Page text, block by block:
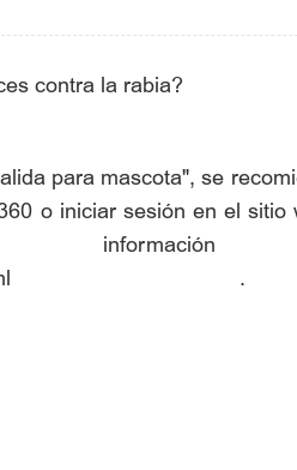
contra la rabia?
para mascota", se
o iniciar sesión en el sitio
.